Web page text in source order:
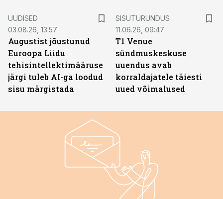
UUDISED
03.08.26, 13:57
Augustist jõustunud
Euroopa Liidu
tehisintellektimääruse
järgi tuleb AI-ga loodud
sisu märgistada
SISUTURUNDUS
11.06.26, 09:47
T1 Venue
sündmuskeskuse
uuendus avab
korraldajatele täiesti
uued võimalused